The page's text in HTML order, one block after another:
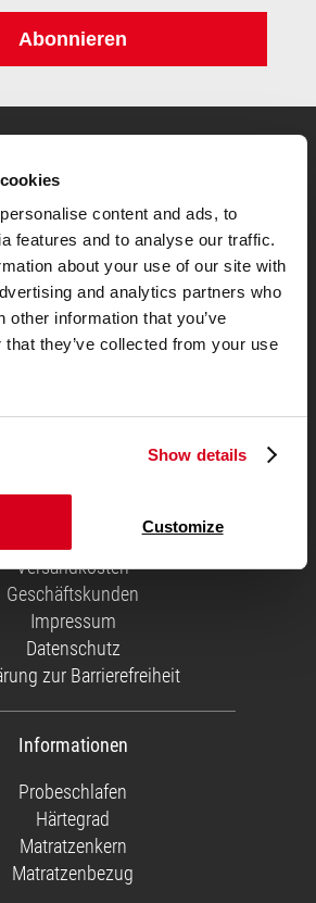
content and ads, to
features and to analyse our traffic.
about your use of our site with
and analytics partners who
other information that you’ve
they’ve collected from your use
Show details
Customize
Abonnieren
Testsiegermatratze
Versandkosten
Geschäftskunden
Impressum
Datenschutz
zur Barrierefreiheit
Informationen
Probeschlafen
Härtegrad
Matratzenkern
Matratzenbezug